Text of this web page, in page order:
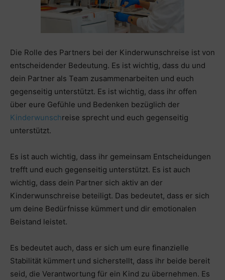
Die Rolle des Partners bei der Kinderwunschreise ist von
entscheidender Bedeutung. Es ist wichtig, dass du und
dein Partner als Team zusammenarbeiten und euch
gegenseitig unterstützt. Es ist wichtig, dass ihr offen
über eure Gefühle und Bedenken bezüglich der
Kinderwunschreise sprecht und euch gegenseitig
unterstützt.
Es ist auch wichtig, dass ihr gemeinsam Entscheidungen
trefft und euch gegenseitig unterstützt. Es ist auch
wichtig, dass dein Partner sich aktiv an der
Kinderwunschreise beteiligt. Das bedeutet, dass er sich
um deine Bedürfnisse kümmert und dir emotionalen
Beistand leistet.
Es bedeutet auch, dass er sich um eure finanzielle
Stabilität kümmert und sicherstellt, dass ihr beide bereit
seid, die Verantwortung für ein Kind zu übernehmen. Es